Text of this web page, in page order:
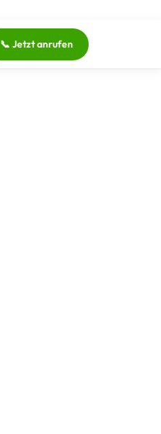
📞 Jetzt anrufen